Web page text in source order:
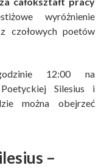
wyróżnienie
czołowych poetów
12:00 na
Silesius i
można obejrzeć
–